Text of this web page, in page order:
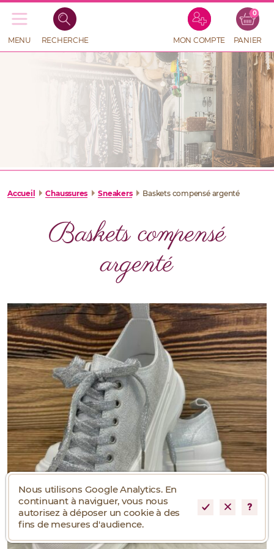
Recherche
de
MENU RECHERCHE MON COMPTE PANIER
0
RECHERCHE
DE
PRODUITS
Accueil Chaussures Sneakers Baskets compensé argenté
Baskets compensé
argenté
Nous utilisons Google Analytics. En
continuant à naviguer, vous nous
autorisez à déposer un cookie à des
fins de mesures d'audience.